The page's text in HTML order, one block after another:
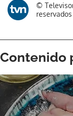
©
reservados